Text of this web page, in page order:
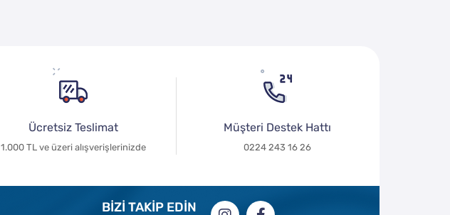
Ücretsiz Teslimat
1.000 TL ve üzeri alışverişlerinizde
Müşteri Destek Hattı
0224 243 16 26
BİZİ TAKİP EDİN